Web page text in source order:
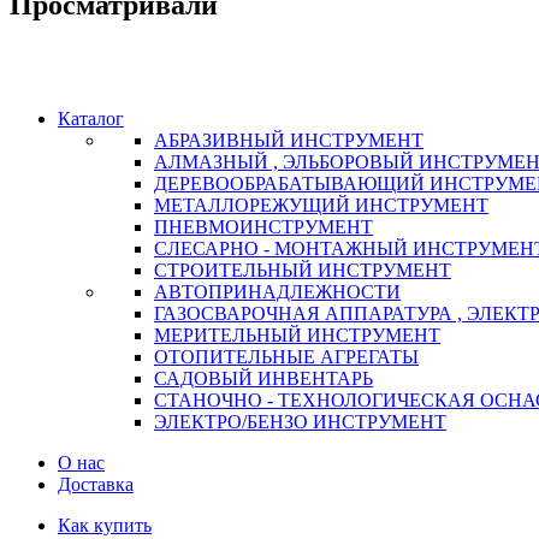
Каталог
АБРАЗИВНЫЙ ИНСТРУМЕНТ
АЛМАЗНЫЙ , ЭЛЬБОРОВЫЙ
ДЕРЕВООБРАБАТЫВАЮЩИЙ
МЕТАЛЛОРЕЖУЩИЙ ИНСТРУМЕНТ
ПНЕВМОИНСТРУМЕНТ
СЛЕСАРНО - МОНТАЖНЫЙ
СТРОИТЕЛЬНЫЙ ИНСТРУМЕНТ
АВТОПРИНАДЛЕЖНОСТИ
ГАЗОСВАРОЧНАЯ АППАРАТУРА ,
МЕРИТЕЛЬНЫЙ ИНСТРУМЕНТ
ОТОПИТЕЛЬНЫЕ АГРЕГАТЫ
САДОВЫЙ ИНВЕНТАРЬ
СТАНОЧНО - ТЕХНОЛОГИЧЕСКАЯ
ЭЛЕКТРО/БЕНЗО ИНСТРУМЕНТ
О нас
Доставка
Как купить